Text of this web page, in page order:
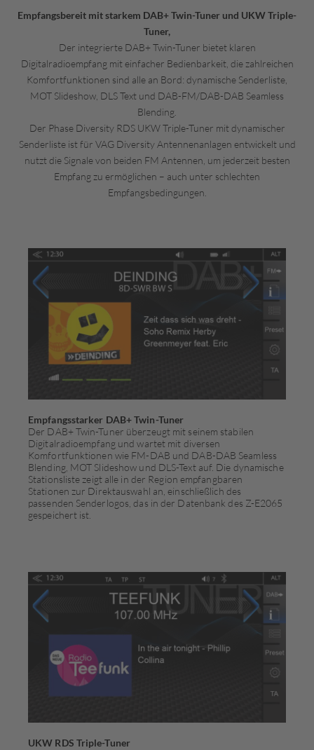
Empfangsbereit mit starkem DAB+ Twin-Tuner und UKW Triple-
Tuner,
Der integrierte DAB+ Twin-Tuner bietet klaren
Digitalradioempfang mit einfacher Bedienbarkeit, die zahlreichen
Komfortfunktionen sind alle an Bord: dynamische Senderliste,
MOT Slideshow, DLS Text und DAB-FM/DAB-DAB Seamless
Blending.
Der Phase Diversity RDS UKW Triple-Tuner mit dynamischer
Senderliste ist für VAG Diversity Antennenanlagen entwickelt und
nutzt die Signale von beiden FM Antennen, um jederzeit besten
Empfang zu ermöglichen – auch unter schlechten
Empfangsbedingungen.
Empfangsstarker DAB+ Twin-Tuner
Der DAB+ Twin-Tuner überzeugt mit seinem stabilen
Digitalradioempfang und wartet mit diversen
Komfortfunktionen wie FM-DAB und DAB-DAB Seamless
Blending, MOT Slideshow und DLS-Text auf. Die dynamische
Stationsliste zeigt alle in der Region empfangbaren
Stationen zur Di­rekt­­auswahl an, einschließlich des
passenden Sender­logos, das in der Datenbank des Z-E2065
gespeichert ist.
UKW RDS Triple-Tuner